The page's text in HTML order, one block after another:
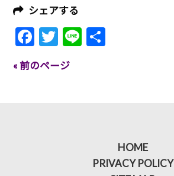
シェアする
Facebook
Twitter
Line
« 前のページ
HOME
PRIVACY POLICY